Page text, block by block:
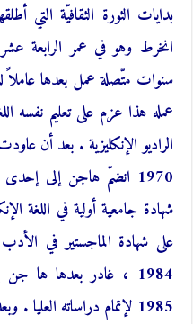
بدايات الثورة الثقافيّة التي
انخرط وهو في عمر الرابعة
سنوات متّصلة عمل بعدها عاملاً
عمله هذا عزم على تعليم نفسه
الراديو الإنكليزية . بعد أن
1970 انضمّ هاجن إلى
على شهادة الماجستير في
1984 ، غادر بعدها ها
1985 لإتمام دراساته